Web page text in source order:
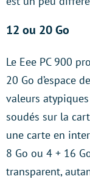
12 ou 20 Go
Le Eee PC 900
20 Go d’espace
valeurs
soudés sur la
une carte en
8 Go ou 4 + 16
transparent,